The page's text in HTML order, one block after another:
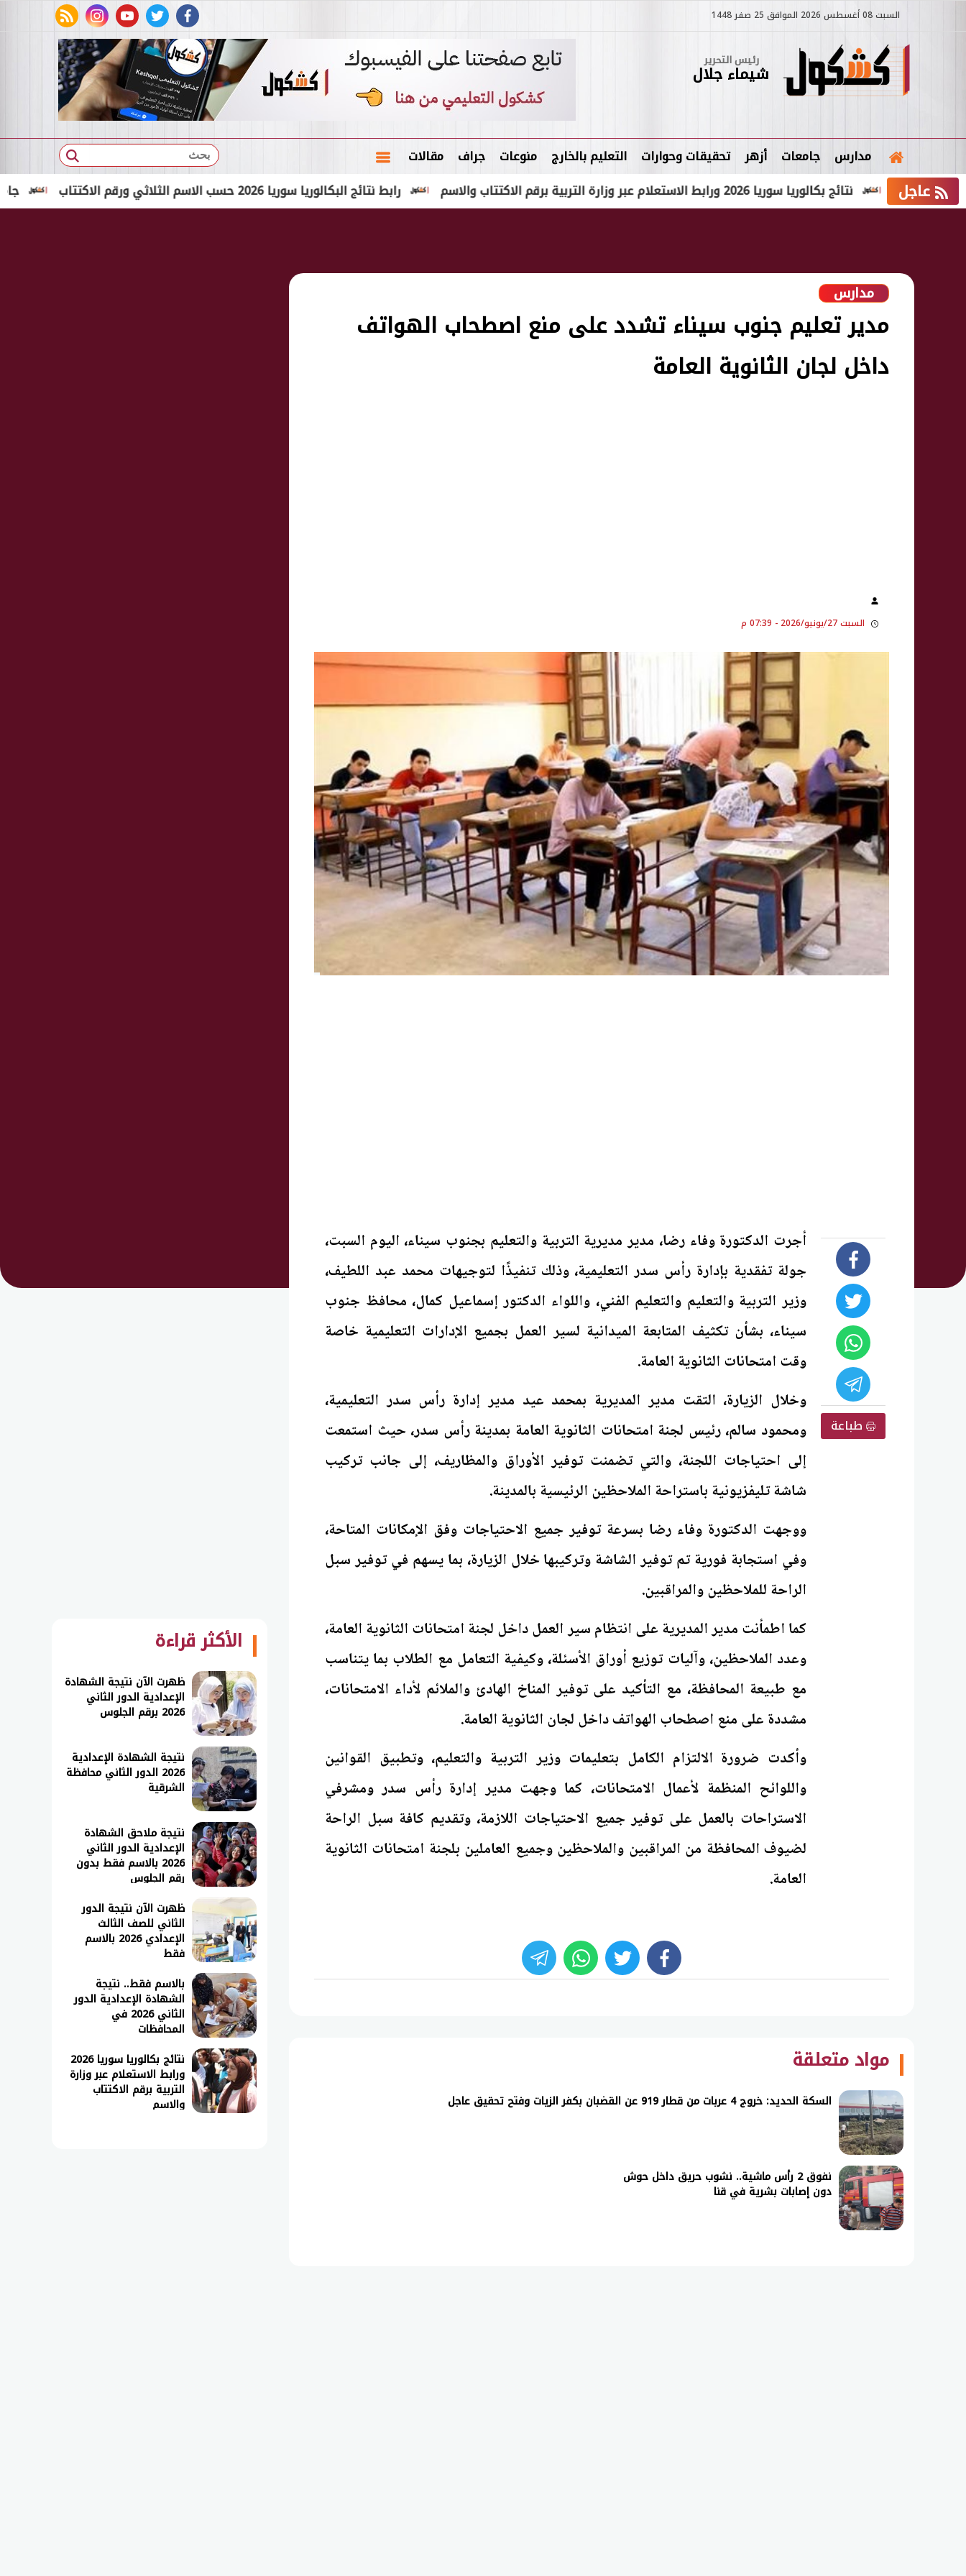
السبت 08 أغسطس 2026 الموافق 25 صفر 1448
facebook
twitter
youtube
instagram
rss feed
رئيس التحرير
شيماء جلال
مدارس جامعات أزهر تحقيقات وحوارات التعليم بالخارج منوعات جراف مقالات بحث
عاجل جامعة رابط نتائج البكالوريا سوريا 2026 حسب الاسم الثلاثي ورقم الاكتتاب نتائج بكالوريا سوريا 2026 ورابط الاستعلام عبر وزارة التربية برقم الاكتتاب والاسم
مدارس
مدير تعليم جنوب سيناء تشدد على منع اصطحاب الهواتف
داخل لجان الثانوية العامة
السبت 27/يونيو/2026 - 07:39 م
طباعة
أجرت الدكتورة وفاء رضا، مدير مديرية التربية والتعليم بجنوب سيناء، اليوم السبت،
جولة تفقدية بإدارة رأس سدر التعليمية، وذلك تنفيذًا لتوجيهات محمد عبد اللطيف،
وزير التربية والتعليم والتعليم الفني، واللواء الدكتور إسماعيل كمال، محافظ جنوب
سيناء، بشأن تكثيف المتابعة الميدانية لسير العمل بجميع الإدارات التعليمية خاصة
وقت امتحانات الثانوية العامة.
وخلال الزيارة، التقت مدير المديرية بمحمد عيد مدير إدارة رأس سدر التعليمية،
ومحمود سالم، رئيس لجنة امتحانات الثانوية العامة بمدينة رأس سدر، حيث استمعت
إلى احتياجات اللجنة، والتي تضمنت توفير الأوراق والمظاريف، إلى جانب تركيب
شاشة تليفزيونية باستراحة الملاحظين الرئيسية بالمدينة.
ووجهت الدكتورة وفاء رضا بسرعة توفير جميع الاحتياجات وفق الإمكانات المتاحة،
وفي استجابة فورية تم توفير الشاشة وتركيبها خلال الزيارة، بما يسهم في توفير سبل
الراحة للملاحظين والمراقبين.
كما اطمأنت مدير المديرية على انتظام سير العمل داخل لجنة امتحانات الثانوية العامة،
وعدد الملاحظين، وآليات توزيع أوراق الأسئلة، وكيفية التعامل مع الطلاب بما يتناسب
مع طبيعة المحافظة، مع التأكيد على توفير المناخ الهادئ والملائم لأداء الامتحانات،
مشددة على منع اصطحاب الهواتف داخل لجان الثانوية العامة.
وأكدت ضرورة الالتزام الكامل بتعليمات وزير التربية والتعليم، وتطبيق القوانين
واللوائح المنظمة لأعمال الامتحانات، كما وجهت مدير إدارة رأس سدر ومشرفي
الاستراحات بالعمل على توفير جميع الاحتياجات اللازمة، وتقديم كافة سبل الراحة
لضيوف المحافظة من المراقبين والملاحظين وجميع العاملين بلجنة امتحانات الثانوية
العامة.
facebook
twitter
whats
مواد متعلقة
السكة الحديد: خروج 4 عربات من قطار 919 عن القضبان بكفر الزيات وفتح تحقيق عاجل
نفوق 2 رأس ماشية.. نشوب حريق داخل حوش
دون إصابات بشرية في قنا
الأكثر قراءة
ظهرت الآن نتيجة الشهادة
الإعدادية الدور الثاني
2026 برقم الجلوس
نتيجة الشهادة الإعدادية
2026 الدور الثاني محافظة
الشرقية
نتيجة ملاحق الشهادة
الإعدادية الدور الثاني
2026 بالاسم فقط بدون
رقم الجلوس
ظهرت الآن نتيجة الدور
الثاني للصف الثالث
الإعدادي 2026 بالاسم
فقط
بالاسم فقط.. نتيجة
الشهادة الإعدادية الدور
الثاني 2026 في
المحافظات
نتائج بكالوريا سوريا 2026
ورابط الاستعلام عبر وزارة
التربية برقم الاكتتاب
والاسم